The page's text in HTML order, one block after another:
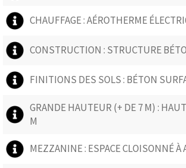
CHAUFFAGE : AÉROTHERME
CONSTRUCTION : STRUCTURE
FINITIONS DES SOLS : BÉTON
GRANDE HAUTEUR (+ DE 7 M) :
M
MEZZANINE : ESPACE CLOISONNÉ À